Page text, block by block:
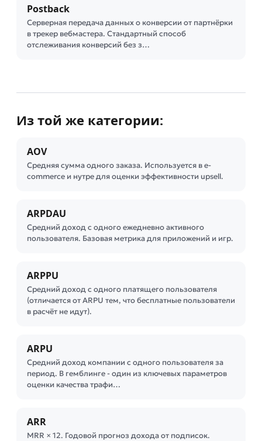
Postback
Серверная передача данных о конверсии от партнёрки
в трекер вебмастера. Стандартный способ
отслеживания конверсий без з…
Из той же категории:
AOV
Средняя сумма одного заказа. Используется в e-
commerce и нутре для оценки эффективности upsell.
ARPDAU
Средний доход с одного ежедневно активного
пользователя. Базовая метрика для приложений и игр.
ARPPU
Средний доход с одного платящего пользователя
(отличается от ARPU тем, что бесплатные пользователи
в расчёт не идут).
ARPU
Средний доход компании с одного пользователя за
период. В гемблинге - один из ключевых параметров
оценки качества трафи…
ARR
MRR × 12. Годовой прогноз дохода от подписок.